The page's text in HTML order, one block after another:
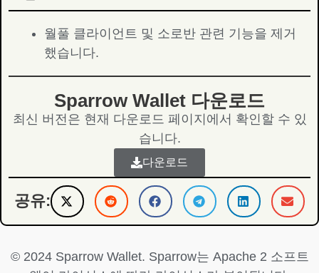
월풀 클라이언트 및 소로반 관련 기능을 제거
했습니다.
Sparrow Wallet 다운로드
최신 버전은 현재 다운로드 페이지에서 확인할 수 있
습니다.
다운로드
공유:
© 2024 Sparrow Wallet. Sparrow는 Apache 2 소프트